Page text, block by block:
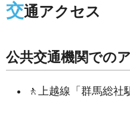
交通アクセス
公共交通機関での
🚶上越線「群馬総社